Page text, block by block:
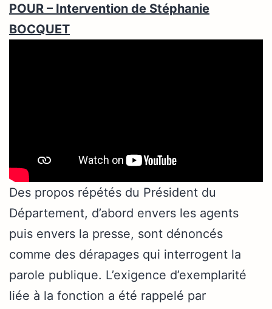
POUR – Intervention de Stéphanie
BOCQUET
Des propos répétés du Président du
Département, d’abord envers les agents
puis envers la presse, sont dénoncés
comme des dérapages qui interrogent la
parole publique. L’exigence d’exemplarité
liée à la fonction a été rappelé par